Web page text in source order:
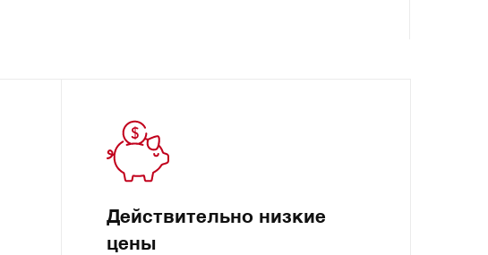
Действительно низкие
цены